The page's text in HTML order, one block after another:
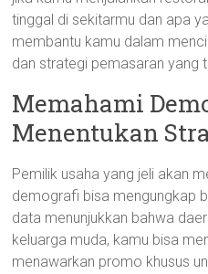
tinggal di sekitarmu dan apa
membantu kamu dalam
dan strategi pemasaran yang
Memahami
Menentukan
Pemilik usaha yang jeli akan
demografi bisa mengungkap
data menunjukkan bahwa
keluarga muda, kamu bisa
menawarkan promo khusus